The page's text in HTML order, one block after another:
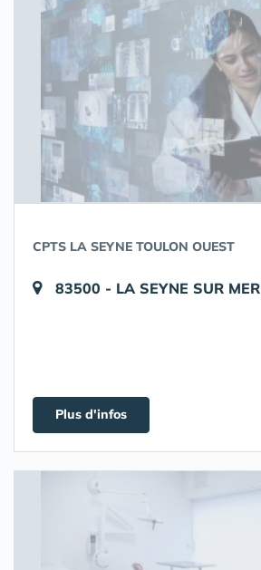
CPTS LA SEYNE TOULON OUEST
83500 - LA SEYNE SUR MER
Plus d'infos